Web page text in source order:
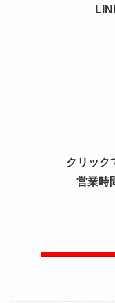
クリック
営業時
土